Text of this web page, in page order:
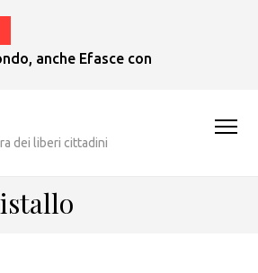
anche Efasce con il presidente
dei liberi cittadini